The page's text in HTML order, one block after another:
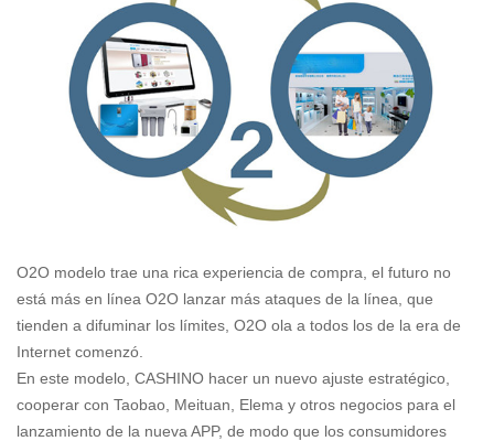
O2O modelo trae una rica experiencia de compra, el futuro no
está más en línea O2O lanzar más ataques de la línea, que
tienden a difuminar los límites, O2O ola a todos los de la era de
Internet comenzó.
En este modelo, CASHINO hacer un nuevo ajuste estratégico,
cooperar con Taobao, Meituan, Elema y otros negocios para el
lanzamiento de la nueva APP, de modo que los consumidores